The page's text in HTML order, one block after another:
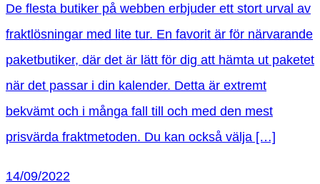
De flesta butiker på webben erbjuder ett stort urval av
fraktlösningar med lite tur. En favorit är för närvarande
paketbutiker, där det är lätt för dig att hämta ut paketet
när det passar i din kalender. Detta är extremt
bekvämt och i många fall till och med den mest
prisvärda fraktmetoden. Du kan också välja […]
14/09/2022